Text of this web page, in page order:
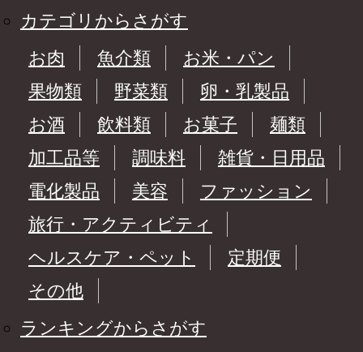
カテゴリからさがす
お肉
魚介類
お米・パン
果物類
野菜類
卵・乳製品
お酒
飲料類 お菓子
麺類
加工品等
調味料
雑貨・日用品
電化製品
美容
ファッション
旅行・アクティビティ
ヘルスケア・ペット
定期便
その他
ランキングからさがす